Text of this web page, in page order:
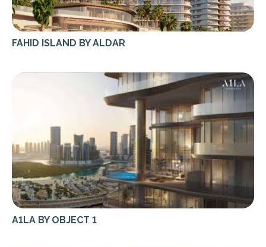
FAHID ISLAND BY ALDAR
A1LA BY OBJECT 1